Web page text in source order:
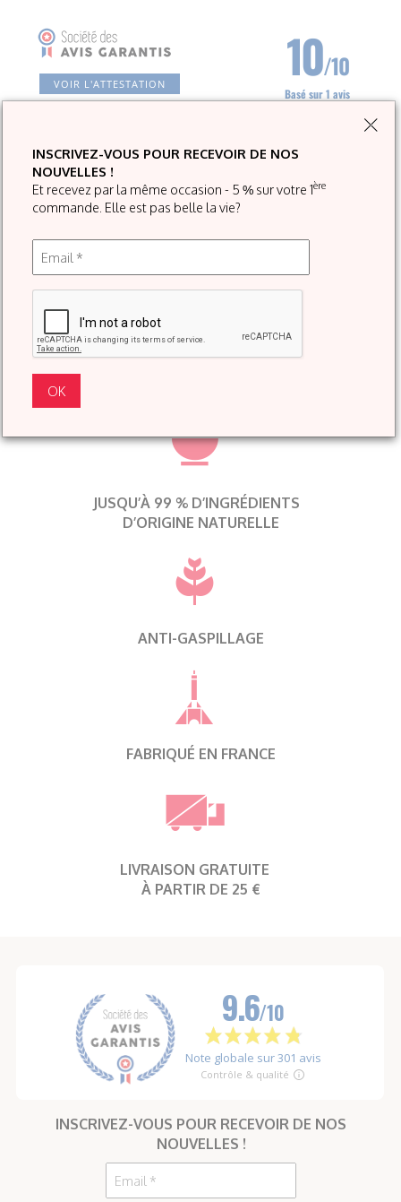
VOIR L'ATTESTATION 10/10
Basé sur 1 avis
Myriam D
Publié le 02/06/2023 à 14h29(Date de commande : 29/05/2023 à 10h25)
Parfait
JUSQU’À 99 % D’INGRÉDIENTS
D’ORIGINE NATURELLE
ANTI-GASPILLAGE
FABRIQUÉ EN FRANCE
LIVRAISON GRATUITE
À PARTIR DE 25 €
INSCRIVEZ-VOUS POUR RECEVOIR DE NOS
NOUVELLES !
Et recevez par la même occasion - 5 % sur votre 1ère
commande. Elle est pas belle la vie?
INSCRIVEZ-VOUS POUR RECEVOIR DE NOS
NOUVELLES !